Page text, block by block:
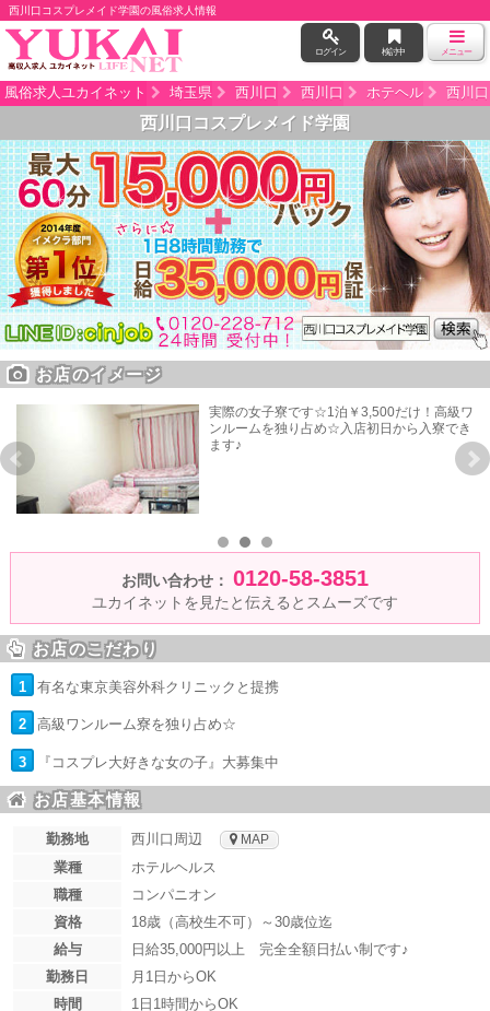
西川口コスプレメイド学園の風俗求人情報
ログイン 検討中 メニュー
風俗求人ユカイネット 埼玉県 西川口 西川口 ホテヘル 西川
西川口コスプレメイド学園
お店のイメージ
実際の女子寮です☆1泊￥3,500だけ！高級ワ
ンルームを独り占め☆入店初日から入寮でき
ます♪
お問い合わせ： 0120-58-3851
ユカイネットを見たと伝えるとスムーズです
お店のこだわり
1 有名な東京美容外科クリニックと提携
2 高級ワンルーム寮を独り占め☆
3 『コスプレ大好きな女の子』大募集中
お店基本情報
勤務地 西川口周辺 MAP
業種
ホテルヘルス
職種
コンパニオン
資格
18歳（高校生不可）～30歳位迄
給与
日給35,000円以上 完全全額日払い制です♪
勤務日
月1日からOK
時間
1日1時間からOK